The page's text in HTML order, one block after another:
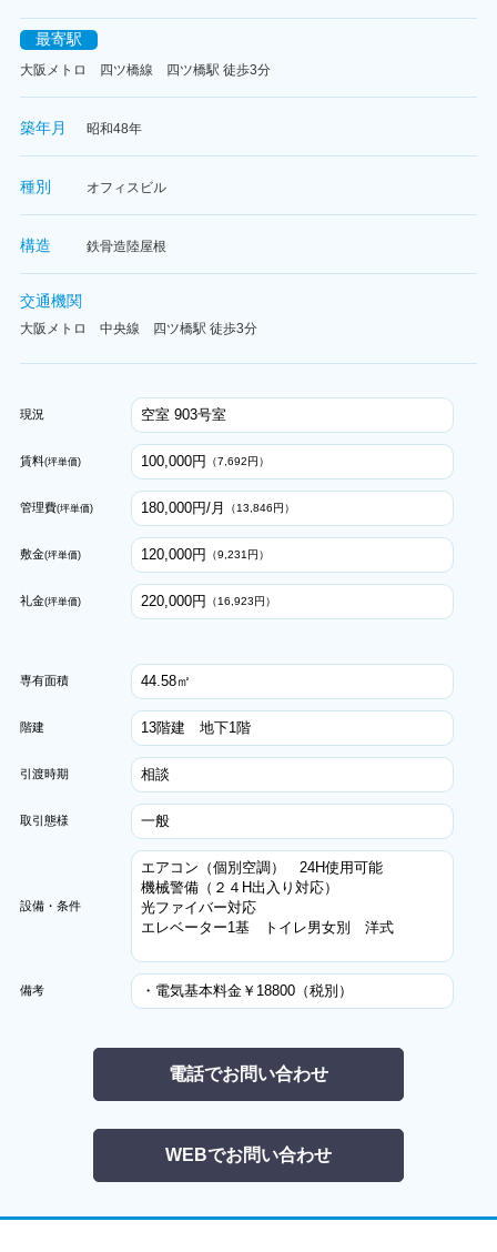
最寄駅
大阪メトロ 四ツ橋線 四ツ橋駅 徒歩3分
築年月 昭和48年
種別 オフィスビル
構造 鉄骨造陸屋根
交通機関
大阪メトロ 中央線 四ツ橋駅 徒歩3分
現況 空室 903号室
賃料(坪単価) 100,000円 （7,692円）
管理費(坪単価) 180,000円/月 （13,846円）
敷金(坪単価) 120,000円 （9,231円）
礼金(坪単価) 220,000円 （16,923円）
専有面積 44.58㎡
階建 13階建 地下1階
引渡時期 相談
取引態様 一般
設備・条件
エアコン（個別空調） 24H使用可能
機械警備（２４H出入り対応）
光ファイバー対応
エレベーター1基 トイレ男女別 洋式
備考 ・電気基本料金￥18800（税別）
電話でお問い合わせ
WEBでお問い合わせ